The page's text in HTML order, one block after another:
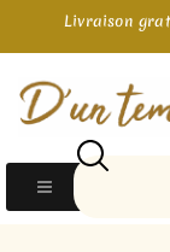
Livraison